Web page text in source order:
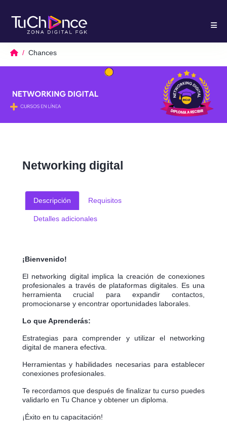
Chances
Networking digital
Descripción Requisitos
Detalles adicionales
¡Bienvenido!
El networking digital implica la creación de conexiones
profesionales a través de plataformas digitales. Es una
herramienta crucial para expandir contactos,
promocionarse y encontrar oportunidades laborales.
Lo que Aprenderás:
Estrategias para comprender y utilizar el networking
digital de manera efectiva.
Herramientas y habilidades necesarias para establecer
conexiones profesionales.
Te recordamos que después de finalizar tu curso puedes
validarlo en Tu Chance y obtener un diploma.
¡Éxito en tu capacitación!